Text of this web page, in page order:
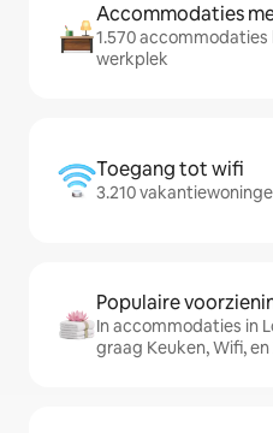
Accommodaties
1.570
werkplek
Toegang tot wifi
3.210
Populaire
In accommodaties in
graag Keuken, Wifi,